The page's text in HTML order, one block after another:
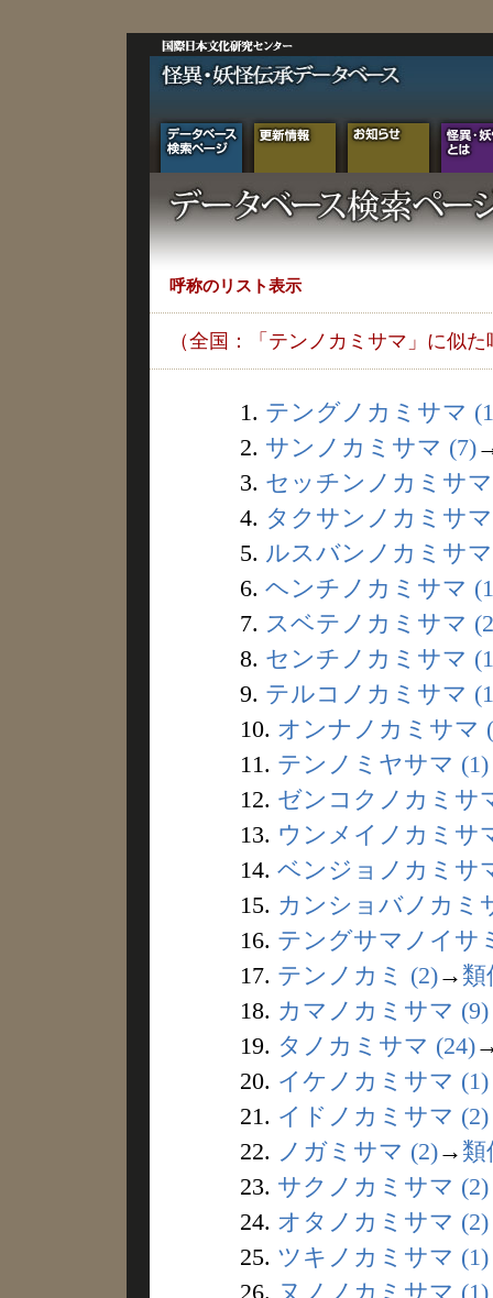
呼称のリスト表示
（全国：「テンノカミサマ」に似た
1. テングノカミサマ
2. サンノカミサマ (7)
3. セッチンノカミサ
4. タクサンノカミサ
5. ルスバンノカミサ
6. ヘンチノカミサマ
7. スベテノカミサマ
8. センチノカミサマ
9. テルコノカミサマ
10. オンナノカミサマ
11. テンノミヤサマ (1)
12. ゼンコクノカミサ
13. ウンメイノカミサ
14. ベンジョノカミサ
15. カンショバノカミ
16. テングサマノイサ
17. テンノカミ (2)→ 類
18. カマノカミサマ (9)
19. タノカミサマ (24)
20. イケノカミサマ (1)
21. イドノカミサマ (2)
22. ノガミサマ (2)→ 類
23. サクノカミサマ (2)
24. オタノカミサマ (2)
25. ツキノカミサマ (1)
26. ヌノノカミサマ (1)